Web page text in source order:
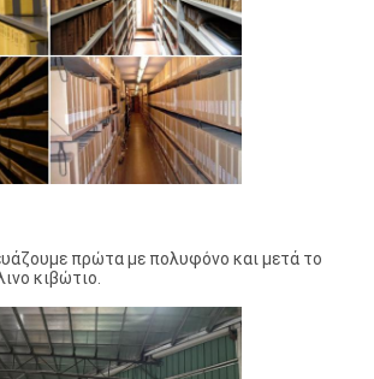
πρώτα με πολυφόνο και μετά το
κιβώτιο.